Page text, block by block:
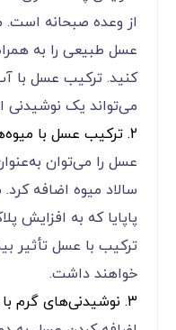
از وعده صبحانه
عسل طبیعی را به
کنید. ترکیب عسل با
می‌تواند یک نوشیدنی
2. ترکیب عسل با میوه‌ها
عسل را می‌توان
سالاد میوه اضافه کرد.
پاپایا که به افزایش
ترکیب با عسل تأثیر
خواهند داشت.
3. نوشیدنی‌های گرم با عسل